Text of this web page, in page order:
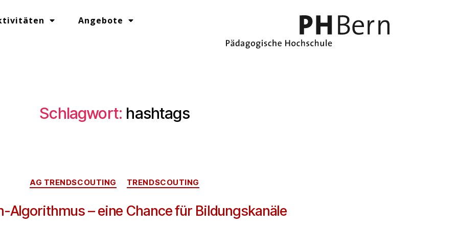
Angebote
Schlagwort: hashtags
AG TRENDSCOUTING TRENDSCOUTING
Algorithmus – eine Chance für Bildungskanäle